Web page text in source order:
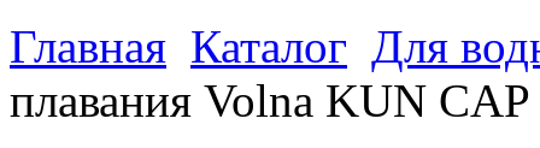
Главная Каталог Для
плавания Volna KUN